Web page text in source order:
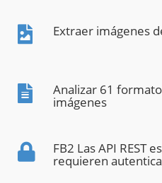
Extraer imágenes
Analizar 61
imágenes
FB2 Las API REST
requieren